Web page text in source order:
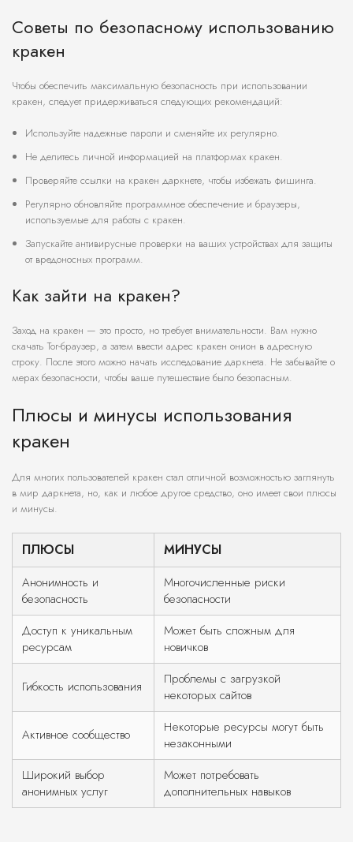
Советы по безопасному использованию
кракен
Чтобы обеспечить максимальную безопасность при использовании
кракен, следует придерживаться следующих рекомендаций:
Используйте надежные пароли и сменяйте их регулярно.
Не делитесь личной информацией на платформах кракен.
Проверяйте ссылки на кракен даркнете, чтобы избежать фишинга.
Регулярно обновляйте программное обеспечение и браузеры,
используемые для работы с кракен.
Запускайте антивирусные проверки на ваших устройствах для защиты
от вредоносных программ.
Как зайти на кракен?
Заход на кракен — это просто, но требует внимательности. Вам нужно
скачать Tor-браузер, а затем ввести адрес кракен онион в адресную
строку. После этого можно начать исследование даркнета. Не забывайте о
мерах безопасности, чтобы ваше путешествие было безопасным.
Плюсы и минусы использования
кракен
Для многих пользователей кракен стал отличной возможностью заглянуть
в мир даркнета, но, как и любое другое средство, оно имеет свои плюсы
и минусы.
ПЛЮСЫ МИНУСЫ
Анонимность и
безопасность
Многочисленные риски
безопасности
Доступ к уникальным
ресурсам
Может быть сложным для
новичков
Гибкость использования
Проблемы с загрузкой
некоторых сайтов
Активное сообщество
Некоторые ресурсы могут быть
незаконными
Широкий выбор
анонимных услуг
Может потребовать
дополнительных навыков